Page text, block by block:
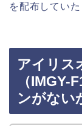
を配布してい
アイリス
（IMGY-
ンがない